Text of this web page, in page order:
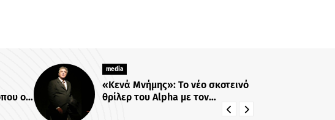
σκοτεινό
Νίκος Ρογκάκος: Η τηλεοπτική
συνύπαρξη με Λιβαθυνού και
Σίσκο και τα μαθήματα της